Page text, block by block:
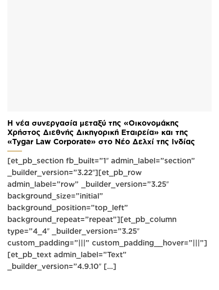
Η νέα συνεργασία μεταξύ της «Οικονομάκης
Χρήστος Διεθνής Δικηγορική Εταιρεία» και της
«Tygar Law Corporate» στο Νέο Δελχί της Ινδίας
[et_pb_section fb_built=”1″ admin_label=”section”
_builder_version=”3.22″][et_pb_row
admin_label=”row” _builder_version=”3.25″
background_size=”initial”
background_position=”top_left”
background_repeat=”repeat”][et_pb_column
type=”4_4″ _builder_version=”3.25″
custom_padding=”|||” custom_padding__hover=”|||”]
[et_pb_text admin_label=”Text”
_builder_version=”4.9.10″ [...]